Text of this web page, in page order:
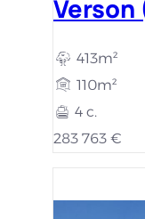
Verson
413m²
110m²
4 c.
283 763 €